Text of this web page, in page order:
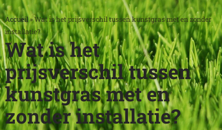
Accueil»Wat is het prijsverschil tussen kunstgras met en zonder
installatie?
Wat is het
prijsverschil tussen
kunstgras met en
zonder installatie?